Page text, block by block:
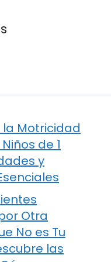
Motricidad
de 1
y
Otra
No es Tu
las